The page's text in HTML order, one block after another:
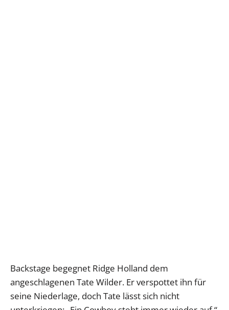
Backstage begegnet Ridge Holland dem
angeschlagenen Tate Wilder. Er verspottet ihn für
seine Niederlage, doch Tate lässt sich nicht